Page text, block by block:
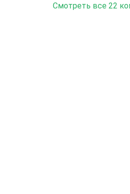
Смотреть все 22